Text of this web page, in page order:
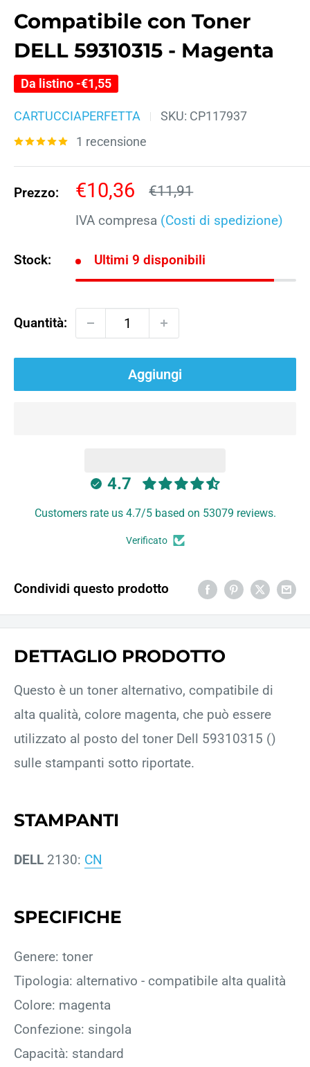
Compatibile con Toner
DELL 59310315 - Magenta
Da listino -€1,55
CARTUCCIAPERFETTA SKU: CP117937
1 recensione
Prezzo:
Prezzo
scontato
€10,36 Prezzo
€11,91
IVA compresa (Costi di spedizione)
Stock: Ultimi 9 disponibili
Quantità:
Aggiungi
4.7
Customers rate us 4.7/5 based on 53079 reviews.
Verificato
Condividi questo prodotto
DETTAGLIO PRODOTTO
Questo è un toner alternativo, compatibile di
alta qualità, colore magenta, che può essere
utilizzato al posto del toner Dell 59310315 ()
sulle stampanti sotto riportate.
STAMPANTI
DELL 2130: CN
SPECIFICHE
Genere: toner
Tipologia: alternativo - compatibile alta qualità
Colore: magenta
Confezione: singola
Capacità: standard